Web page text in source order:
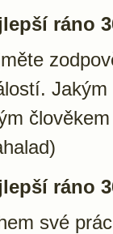
ráno
ráno
své